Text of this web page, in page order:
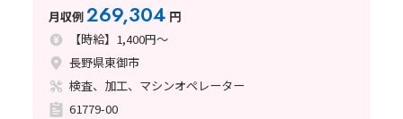
月収例269,304 円
【時給】1,400円～
長野県東御市
検査、加工、マシンオペレーター
61779-00